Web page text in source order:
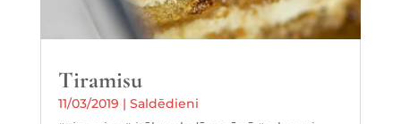
Tiramisu
11/03/2019 | Saldēdieni